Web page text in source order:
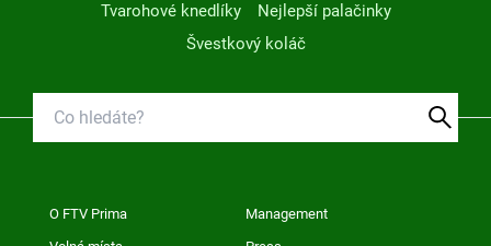
Tvarohové knedlíky
Nejlepší palačinky
Švestkový koláč
O FTV Prima Management